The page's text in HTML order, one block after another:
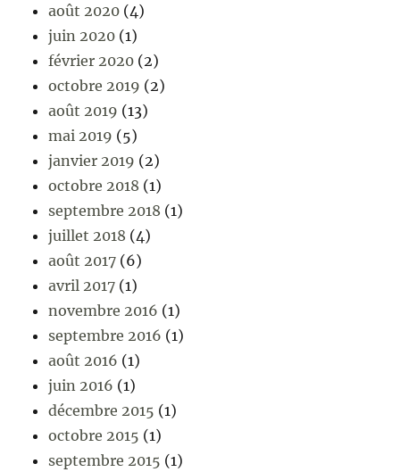
août 2020 (4)
juin 2020 (1)
février 2020 (2)
octobre 2019 (2)
août 2019 (13)
mai 2019 (5)
janvier 2019 (2)
octobre 2018 (1)
septembre 2018 (1)
juillet 2018 (4)
août 2017 (6)
avril 2017 (1)
novembre 2016 (1)
septembre 2016 (1)
août 2016 (1)
juin 2016 (1)
décembre 2015 (1)
octobre 2015 (1)
septembre 2015 (1)